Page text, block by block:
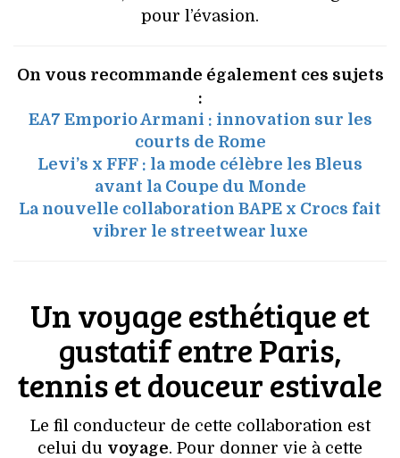
pour l’évasion.
On vous recommande également ces sujets
:
EA7 Emporio Armani : innovation sur les
courts de Rome
Levi’s x FFF : la mode célèbre les Bleus
avant la Coupe du Monde
La nouvelle collaboration BAPE x Crocs fait
vibrer le streetwear luxe
Un voyage esthétique et
gustatif entre Paris,
tennis et douceur estivale
Le fil conducteur de cette collaboration est
celui du voyage. Pour donner vie à cette